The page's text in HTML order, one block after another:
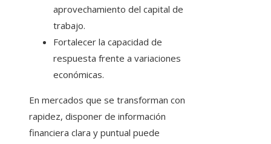
aprovechamiento del capital de
trabajo.
Fortalecer la capacidad de
respuesta frente a variaciones
económicas.
En mercados que se transforman con
rapidez, disponer de información
financiera clara y puntual puede